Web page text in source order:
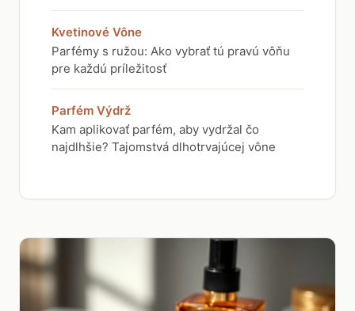
Kvetinové Vône
Parfémy s ružou: Ako vybrať tú pravú vôňu
pre každú príležitosť
Parfém Výdrž
Kam aplikovať parfém, aby vydržal čo
najdlhšie? Tajomstvá dlhotrvajúcej vône